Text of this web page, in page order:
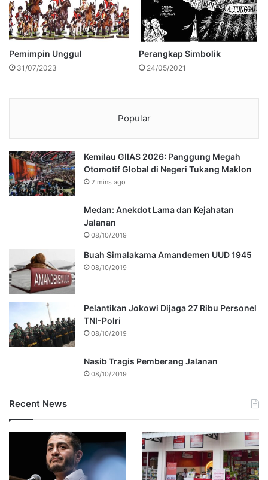
Pemimpin Unggul
31/07/2023
Perangkap Simbolik
24/05/2021
Popular
Kemilau GIIAS 2026: Panggung Megah
Otomotif Global di Negeri Tukang Maklon
2 mins ago
Medan: Anekdot Lama dan Kejahatan
Jalanan
08/10/2019
Buah Simalakama Amandemen UUD 1945
08/10/2019
Pelantikan Jokowi Dijaga 27 Ribu Personel
TNI-Polri
08/10/2019
Nasib Tragis Pemberang Jalanan
08/10/2019
Recent News